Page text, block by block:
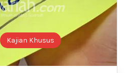
Kajian Khusus